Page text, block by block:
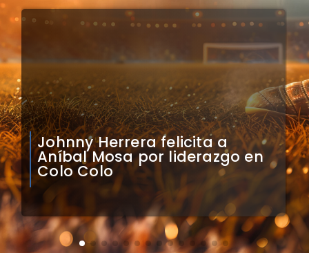
Claudio Bravo analiza
impacto de arquero
caboverdiano en Colo Colo